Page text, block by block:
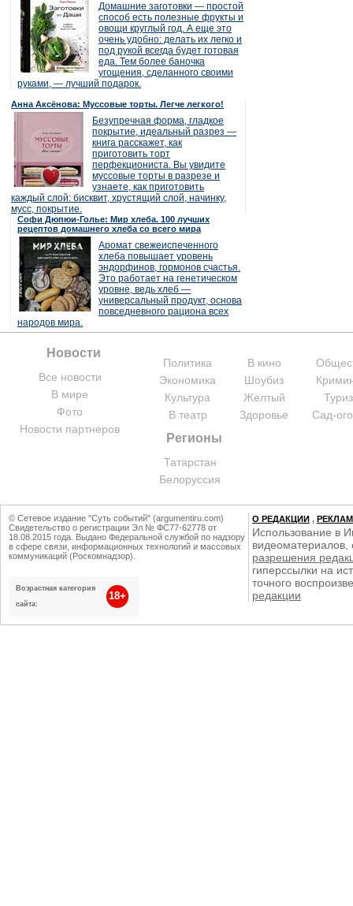
Домашние заготовки — простой
способ есть полезные фрукты и
овощи круглый год. А еще это
очень удобно: делать их легко и
под рукой всегда будет готовая
еда. Тем более баночка
угощения, сделанного своими
руками, — лучший подарок.
Анна Аксёнова: Муссовые торты. Легче легкого!
Безупречная форма, гладкое
покрытие, идеальный разрез —
книга расскажет, как
приготовить торт
перфекциониста. Вы увидите
муссовые торты в разрезе и
узнаете, как приготовить
каждый слой: бисквит, хрустящий слой, начинку,
мусс, покрытие.
Софи Дюпюи-Голье: Мир хлеба. 100 лучших
рецептов домашнего хлеба со всего мира
Аромат свежеиспеченного
хлеба повышает уровень
эндорфинов, гормонов счастья.
Это работает на генетическом
уровне, ведь хлеб —
универсальный продукт, основа
повседневного рациона всех
народов мира.
Новости
Все новости
В мире
Фото
Новости партнеров
Политика
Экономика
Культура
В театр
В кино
Шоубиз
Желтый
Здоровье
Сад-
Регионы
Татарстан
Белоруссия
© Сетевое издание "Суть событий" (argumentiru.com)
Свидетельство о регистрации Эл № ФС77-62778 от
18.08.2015 года. Выдано Федеральной службой по надзору
в сфере связи, информационных технологий и массовых
коммуникаций (Роскомнадзор).
Возрастная категория
сайта:
18+
О РЕДАКЦИИ ,
Использование в
видеоматериалов,
разрешения
гиперссылки на
точного
редакции